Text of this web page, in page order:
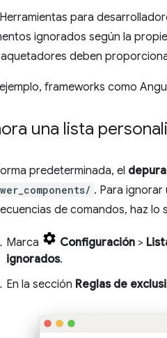
para
ignorados según la
deben
frameworks como
una lista
predeterminada, el
. Para
de comandos, haz lo
Marca Configuración >
ignorados.
En la sección Reglas de